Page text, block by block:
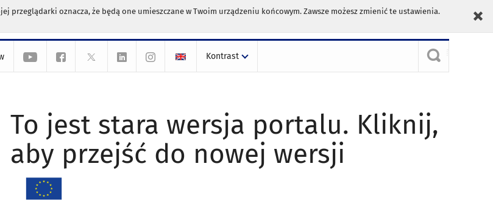
przeglądarki oznacza, że będą one umieszczane w Twoim urządzeniu końcowym. Zawsze możesz zmienić te ustawienia.
Kontrast
To jest stara wersja portalu. Kliknij,
aby przejść do nowej wersji